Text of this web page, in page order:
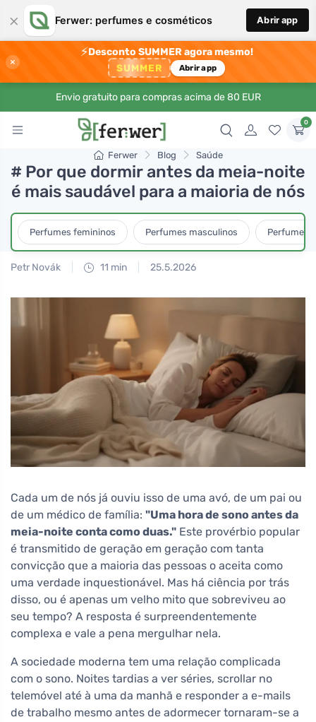
× Ferwer: perfumes e cosméticos Abrir app
×
⚡Desconto SUMMER agora mesmo!
SUMMER Abrir app
Envio gratuito para compras acima de 80 EUR
0
Ferwer Blog Saúde
# Por que dormir antes da meia-noite
é mais saudável para a maioria de nós
Perfumes femininos Perfumes masculinos Perfumes
Petr Novák 11 min 25.5.2026
Cada um de nós já ouviu isso de uma avó, de um pai ou
de um médico de família: "Uma hora de sono antes da
meia-noite conta como duas." Este provérbio popular
é transmitido de geração em geração com tanta
convicção que a maioria das pessoas o aceita como
uma verdade inquestionável. Mas há ciência por trás
disso, ou é apenas um velho mito que sobreviveu ao
seu tempo? A resposta é surpreendentemente
complexa e vale a pena mergulhar nela.
A sociedade moderna tem uma relação complicada
com o sono. Noites tardias a ver séries, scrollar no
telemóvel até à uma da manhã e responder a e-mails
de trabalho mesmo antes de adormecer tornaram-se a